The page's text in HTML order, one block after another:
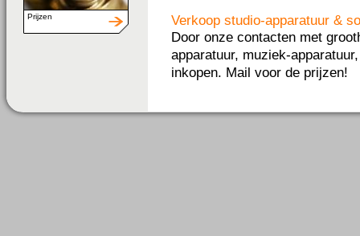
Prijzen
Verkoop studio-apparatuur &
Door onze contacten met
apparatuur, muziek-
inkopen. Mail voor de prijzen!